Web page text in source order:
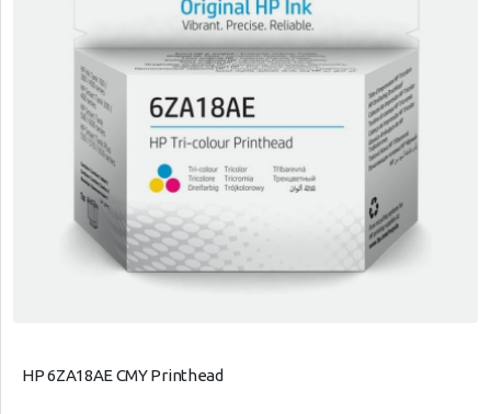
HP 6ZA18AE CMY Printhead